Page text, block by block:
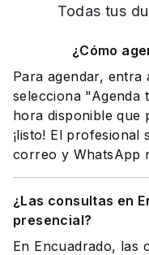
Todas tus
¿Cómo
Para agendar,
selecciona "Agenda
hora disponible que
¡listo! El profesional
correo y WhatsApp
¿Las consultas en
presencial?
En Encuadrado, las